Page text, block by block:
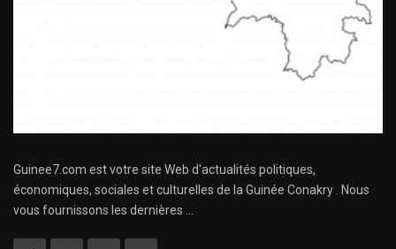
Guinee7.com est votre site Web d'actualités politiques,
économiques, sociales et culturelles de la Guinée Conakry . Nous
vous fournissons les dernières ...